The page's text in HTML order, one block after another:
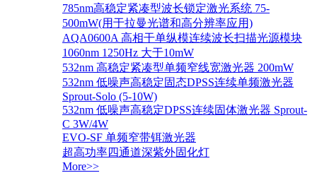
785nm高稳定紧凑型波长锁定激光系统 75-
500mW(用于拉曼光谱和高分辨率应用)
AQA0600A 高相干单纵模连续波长扫描光源模块
1060nm 1250Hz 大于10mW
532nm 高稳定紧凑型单频窄线宽激光器 200mW
532nm 低噪声高稳定固态DPSS连续单频激光器
Sprout‐Solo (5-10W)
532nm 低噪声高稳定DPSS连续固体激光器 Sprout-
C 3W/4W
EVO-SF 单频窄带铒激光器
超高功率四通道深紫外固化灯
More>>